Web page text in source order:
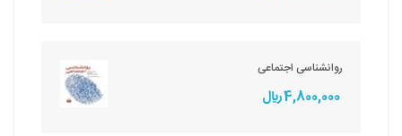
روانشناسی اجتماعی
4,800,000 ريال